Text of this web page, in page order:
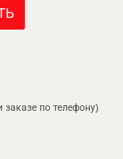
по телефону)